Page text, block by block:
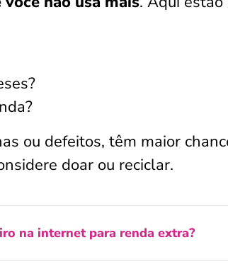
ou defeitos, têm maior
doar ou reciclar.
na internet para renda extra?